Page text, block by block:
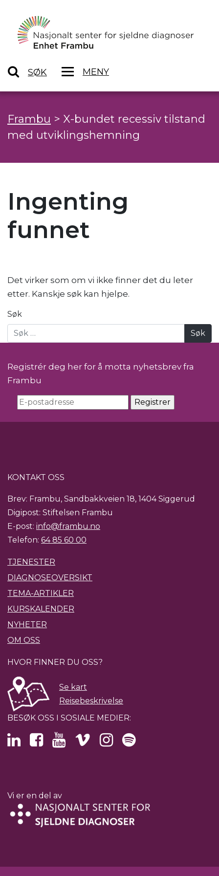
SØK MENY
Frambu > X-bundet recessiv tilstand
med utviklingshemning
Ingenting
funnet
Det virker som om vi ikke finner det du leter
etter. Kanskje søk kan hjelpe.
Søk
Registrér deg her for å motta nyhetsbrev fra
Frambu
KONTAKT OSS
Brev: Frambu, Sandbakkveien 18, 1404 Siggerud
Digipost: Stiftelsen Frambu
E-post: info@frambu.no
Telefon: 64 85 60 00
TJENESTER
DIAGNOSEOVERSIKT
TEMA-ARTIKLER
KURSKALENDER
NYHETER
OM OSS
HVOR FINNER DU OSS?
Se kart
Reisebeskrivelse
BESØK OSS I SOSIALE MEDIER:
Vi er en del av